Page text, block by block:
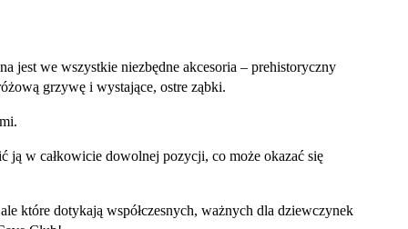
jest we wszystkie niezbędne akcesoria – prehistoryczny
grzywę i wystające, ostre ząbki.
ją w całkowicie dowolnej pozycji, co może okazać się
które dotykają współczesnych, ważnych dla dziewczynek